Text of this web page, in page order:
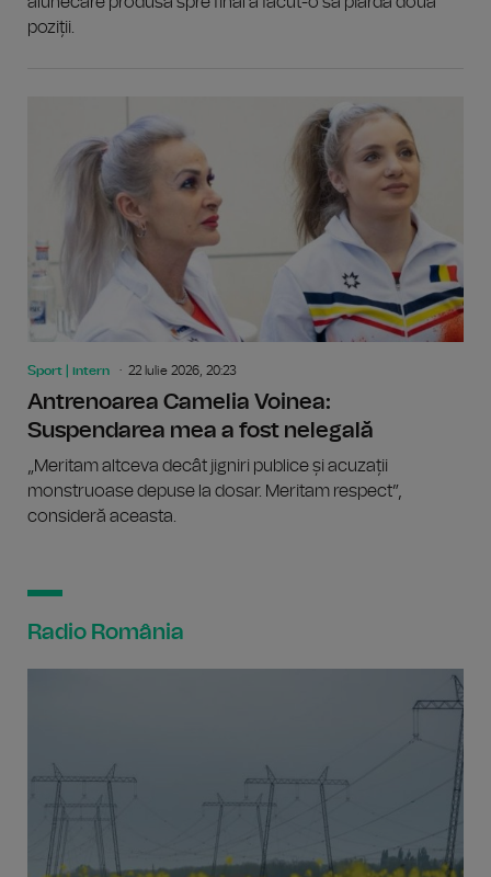
poziții.
Sport | intern 22 Iulie 2026, 20:23
Antrenoarea Camelia Voinea:
Suspendarea mea a fost nelegală
„Meritam altceva decât jigniri publice și acuzații
monstruoase depuse la dosar. Meritam respect”,
consideră aceasta.
Radio România